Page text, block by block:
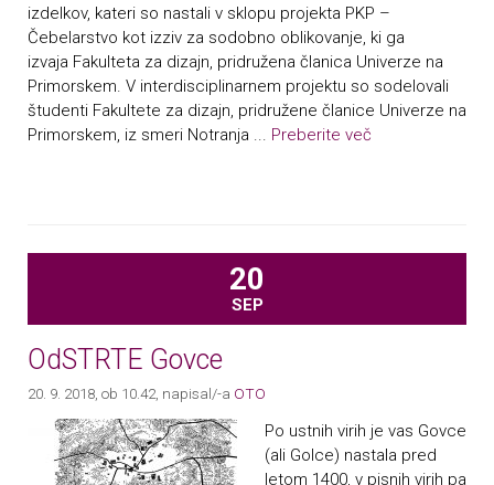
izdelkov, kateri so nastali v sklopu projekta PKP –
Čebelarstvo kot izziv za sodobno oblikovanje, ki ga
izvaja Fakulteta za dizajn, pridružena članica Univerze na
Primorskem. V interdisciplinarnem projektu so sodelovali
študenti Fakultete za dizajn, pridružene članice Univerze na
Primorskem, iz smeri Notranja ... Preberite več
20
SEP
OdSTRTE Govce
20. 9. 2018, ob 10.42 , napisal/-a OTO
Po ustnih virih je vas Govce
(ali Golce) nastala pred
letom 1400, v pisnih virih pa